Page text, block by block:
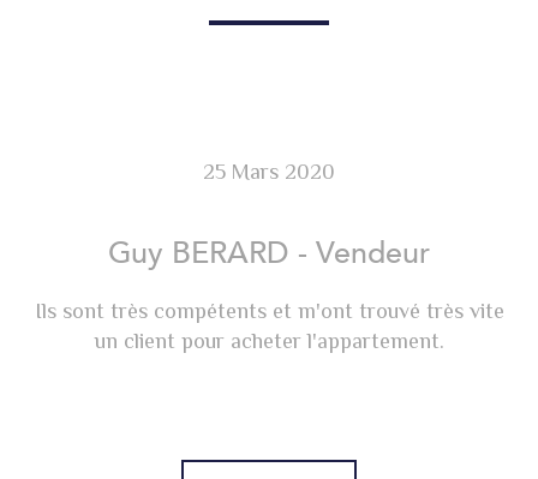
25 Mars 2020
Guy BERARD - Vendeur
Ils sont très compétents et m'ont trouvé très vite
un client pour acheter l'appartement.